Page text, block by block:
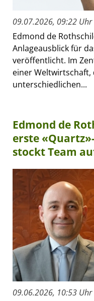
09.07.2026, 09:22 Uhr
Edmond de
Anlageausblick für
veröffentlicht. Im
einer Weltwirtschaft,
unterschiedlichen...
Edmond de
erste
stockt Team
09.06.2026, 10:53 Uhr